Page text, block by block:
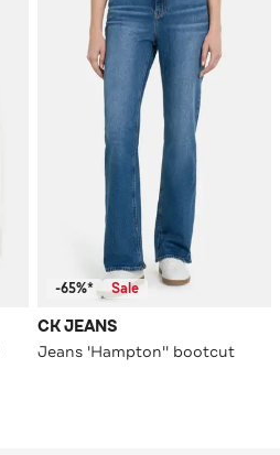
-65%* Sale
CK JEANS
Jeans 'Hampton'' bootcut